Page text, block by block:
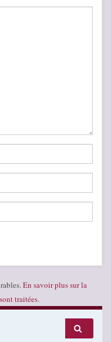
En savoir plus sur la
traitées.